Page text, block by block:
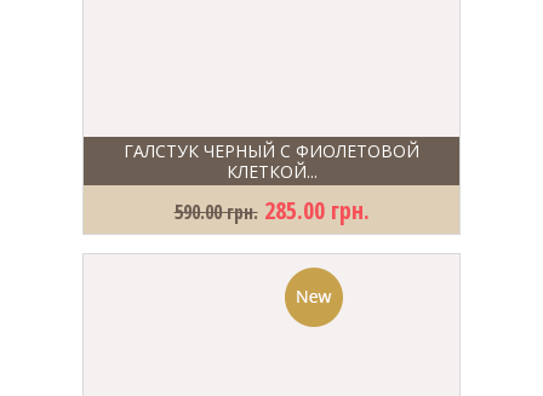
ГАЛСТУК ЧЕРНЫЙ С ФИОЛЕТОВОЙ
КЛЕТКОЙ...
590.00 грн. 285.00 грн.